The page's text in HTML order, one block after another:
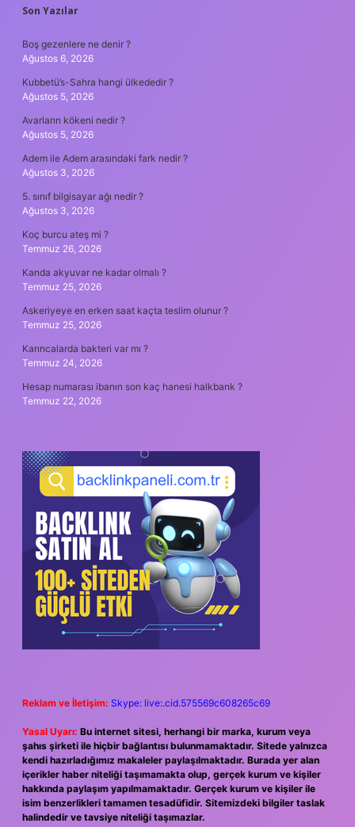
SIDEBAR
Son Yazılar
Boş gezenlere ne denir ?
Ağustos 6, 2026
Kubbetü’s-Sahra hangi ülkededir ?
Ağustos 5, 2026
Avarların kökeni nedir ?
Ağustos 5, 2026
Adem ile Adem arasındaki fark nedir ?
Ağustos 3, 2026
5. sınıf bilgisayar ağı nedir ?
Ağustos 3, 2026
Koç burcu ateş mi ?
Temmuz 26, 2026
Kanda akyuvar ne kadar olmalı ?
Temmuz 25, 2026
Askeriyeye en erken saat kaçta teslim olunur ?
Temmuz 25, 2026
Karıncalarda bakteri var mı ?
Temmuz 24, 2026
Hesap numarası ibanın son kaç hanesi halkbank ?
Temmuz 22, 2026
Reklam ve İletişim: Skype: live:.cid.575569c608265c69
Yasal Uyarı: Bu internet sitesi, herhangi bir marka, kurum veya
şahıs şirketi ile hiçbir bağlantısı bulunmamaktadır. Sitede yalnızca
kendi hazırladığımız makaleler paylaşılmaktadır. Burada yer alan
içerikler haber niteliği taşımamakta olup, gerçek kurum ve kişiler
hakkında paylaşım yapılmamaktadır. Gerçek kurum ve kişiler ile
isim benzerlikleri tamamen tesadüfidir. Sitemizdeki bilgiler taslak
halindedir ve tavsiye niteliği taşımazlar.